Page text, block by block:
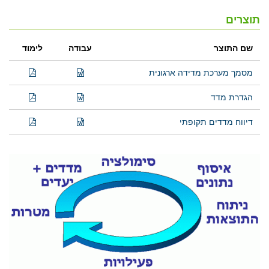
תוצרים
שם התוצר עבודה לימוד
מסמך מערכת מדידה ארגונית
הגדרת מדד
דיווח מדדים תקופתי